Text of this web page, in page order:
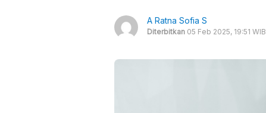
A Ratna Sofia S
Diterbitkan 05 Feb 2025, 19:51 WIB